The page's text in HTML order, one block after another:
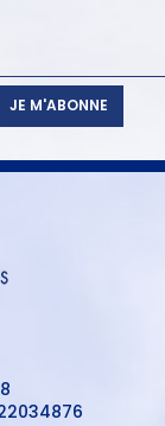
JE M'ABONNE